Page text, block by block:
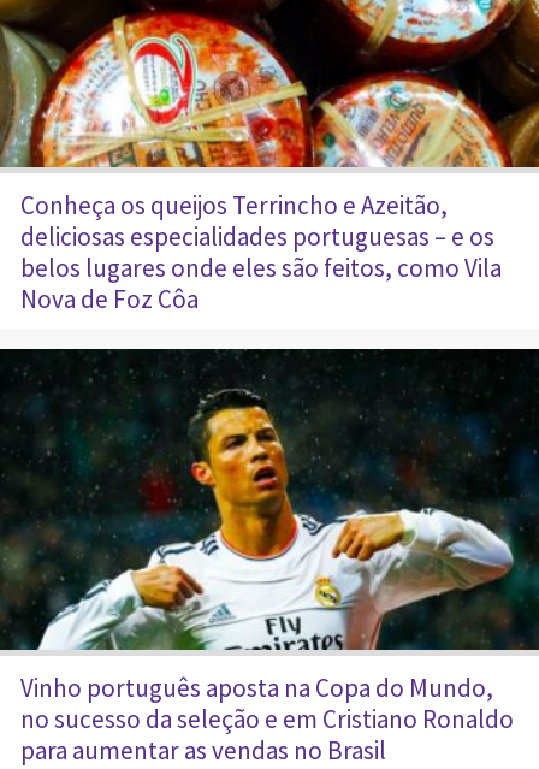
Conheça os queijos Terrincho e Azeitão,
deliciosas especialidades portuguesas – e os
belos lugares onde eles são feitos, como Vila
Nova de Foz Côa
Vinho português aposta na Copa do Mundo,
no sucesso da seleção e em Cristiano Ronaldo
para aumentar as vendas no Brasil